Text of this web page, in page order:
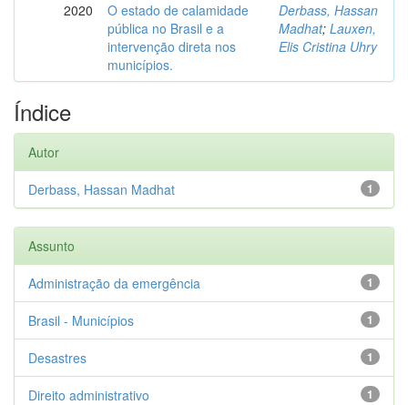
2020
O estado de calamidade
pública no Brasil e a
intervenção direta nos
municípios.
Derbass, Hassan
Madhat; Lauxen,
Elis Cristina Uhry
Índice
Autor
1
Derbass, Hassan Madhat
Assunto
1
Administração da emergência
1
Brasil - Municípios
1
Desastres
1
Direito administrativo